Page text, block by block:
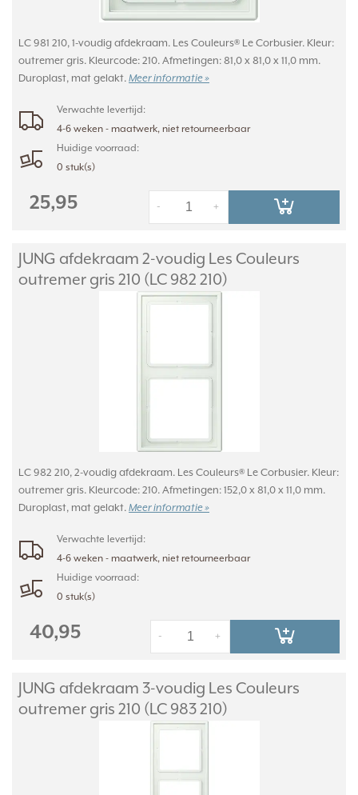
LC 981 210, 1-voudig afdekraam. Les Couleurs® Le Corbusier. Kleur:
outremer gris. Kleurcode: 210. Afmetingen: 81,0 x 81,0 x 11,0 mm.
Duroplast, mat gelakt. Meer informatie »
Verwachte levertijd:
4-6 weken - maatwerk, niet retourneerbaar
Huidige voorraad:
0 stuk(s)
25,95 +
-
JUNG afdekraam 2-voudig Les Couleurs
outremer gris 210 (LC 982 210)
LC 982 210, 2-voudig afdekraam. Les Couleurs® Le Corbusier. Kleur:
outremer gris. Kleurcode: 210. Afmetingen: 152,0 x 81,0 x 11,0 mm.
Duroplast, mat gelakt. Meer informatie »
Verwachte levertijd:
4-6 weken - maatwerk, niet retourneerbaar
Huidige voorraad:
0 stuk(s)
40,95 +
-
JUNG afdekraam 3-voudig Les Couleurs
outremer gris 210 (LC 983 210)